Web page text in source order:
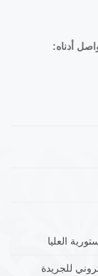
أدناه:
العليا
للجريدة